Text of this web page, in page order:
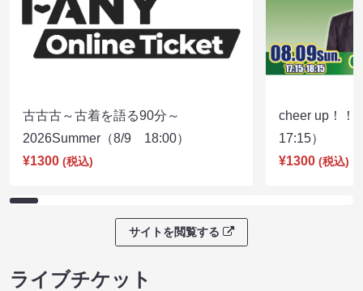
古古古～古着を語る90分～
2026Summer（8/9 18:00）
¥1300 (税込)
cheer up！
17:15）
¥1300 (税込)
サイトを閲覧する
ライブチケット